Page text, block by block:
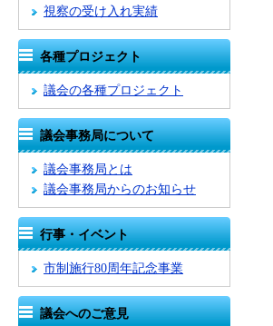
視察の受け入れ実績
各種プロジェクト
議会の各種プロジェクト
議会事務局について
議会事務局とは
議会事務局からのお知らせ
行事・イベント
市制施行80周年記念事業
議会へのご意見